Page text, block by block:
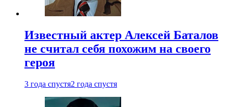
Известный актер Алексей Баталов
не считал себя похожим на своего
героя
3 года спустя2 года спустя